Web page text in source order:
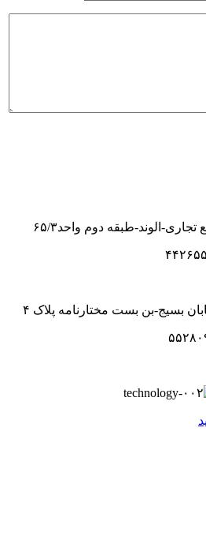
تجاری-الوند-طبقه دوم واحد۶ ۵/۳
۲۶
بسیج-بن بست مختارنامه پلاک ۴